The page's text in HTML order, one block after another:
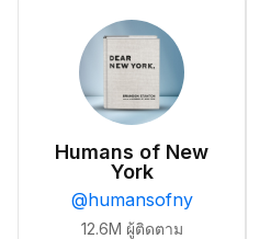
Humans of New
York
@humansofny
12.6M ผู้ติดตาม